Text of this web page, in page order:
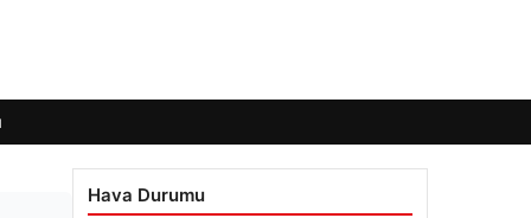
Hava Durumu